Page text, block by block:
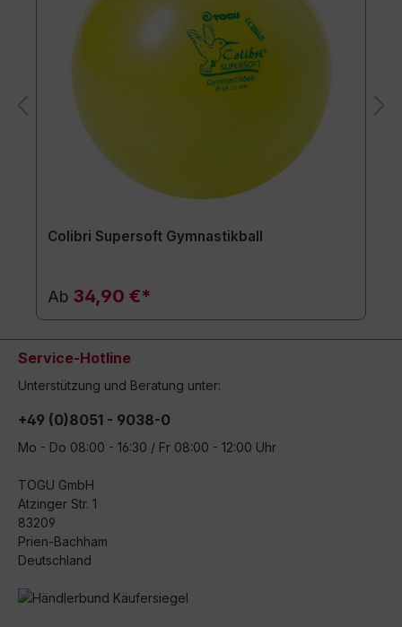
Colibri Supersoft Gymnastikball
Ab 34,90 €*
Service-Hotline
Unterstützung und Beratung unter:
+49 (0)8051 - 9038-0
Mo - Do 08:00 - 16:30 / Fr 08:00 - 12:00 Uhr
TOGU GmbH
Atzinger Str. 1
83209
Prien-Bachham
Deutschland